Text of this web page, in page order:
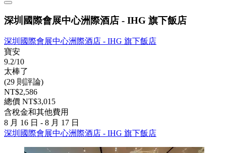
深圳國際會展中心洲際酒店 - IHG 旗下飯店
深圳國際會展中心洲際酒店 - IHG 旗下飯店
寶安
9.2/10
太棒了
(29 則評論)
NT$2,586
總價 NT$3,015
含稅金和其他費用
8 月 16 日 - 8 月 17 日
深圳國際會展中心洲際酒店 - IHG 旗下飯店